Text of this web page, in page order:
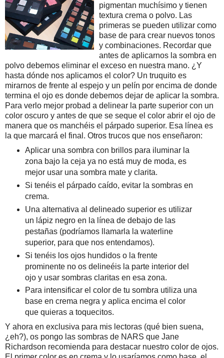
pigmentan muchísimo y tienen
textura crema o polvo. Las
primeras se pueden utilizar como
base de para crear nuevos tonos
y combinaciones. Recordar que
antes de aplicarnos la sombra en
polvo debemos eliminar el exceso en nuestra mano. ¿Y
hasta dónde nos aplicamos el color? Un truquito es
mirarnos de frente al espejo y un pelín por encima de donde
termina el ojo es donde debemos dejar de aplicar la sombra.
Para verlo mejor probad a delinear la parte superior con un
color oscuro y antes de que se seque el color abrir el ojo de
manera que os manchéis el párpado superior. Esa línea es
la que marcará el final. Otros trucos que nos enseñaron:
Aplicar una sombra con brillos para iluminar la
zona bajo la ceja ya no está muy de moda, es
mejor usar una sombra mate y clarita.
Si tenéis el párpado caído, evitar la sombras en
crema.
Una alternativa al delineado superior es utilizar
un lápiz negro en la línea de debajo de las
pestañas (podríamos llamarla la waterline
superior, para que nos entendamos).
Si tenéis los ojos hundidos o la frente
prominente no os delineéis la parte interior del
ojo y usar sombras claritas en esa zona.
Para intensificar el color de tu sombra utiliza una
base en crema negra y aplica encima el color
que quieras a toquecitos.
Y ahora en exclusiva para mis lectoras (qué bien suena,
¿eh?), os pongo las sombras de NARS que Jane
Richardson recomienda para destacar nuestro color de ojos.